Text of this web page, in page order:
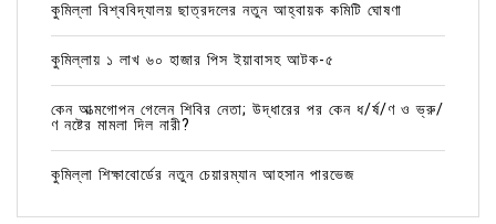
কুমিল্লা বিশ্ববিদ্যালয় ছাত্রদলের নতুন আহ্বায়ক কমিটি ঘোষণা
কুমিল্লায় ১ লাখ ৬০ হাজার পিস ইয়াবাসহ আটক-৫
কেন আত্মগোপন গেলেন শিবির নেতা; উদ্ধারের পর কেন ধ/র্ষ/ণ ও ভ্রু/
ণ নষ্টের মামলা দিল নারী?
কুমিল্লা শিক্ষাবোর্ডের নতুন চেয়ারম্যান আহসান পারভেজ